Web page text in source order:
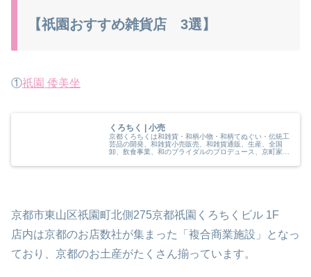
【祇園おすすめ雑貨店 3選】
①祇園 倭美坐
くろちく | 小売
京都くろちくは和雑貨・和柄小物・和柄てぬぐい・伝統工
芸品の開発、和雑貨小売販売、和雑貨通販、生産、全国
卸、飲食事業、和のブライダルのプロデュース、京町家の
京都市東山区祇園町北側275京都祇園くろちくビル 1F
店内は京都のお店数社が集まった「複合商業施設」となっ
ており、京都のお土産がたくさん揃っています。